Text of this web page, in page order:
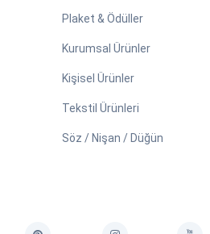
Plaket & Ödüller
Kurumsal Ürünler
Kişisel Ürünler
Tekstil Ürünleri
Söz / Nişan / Düğün